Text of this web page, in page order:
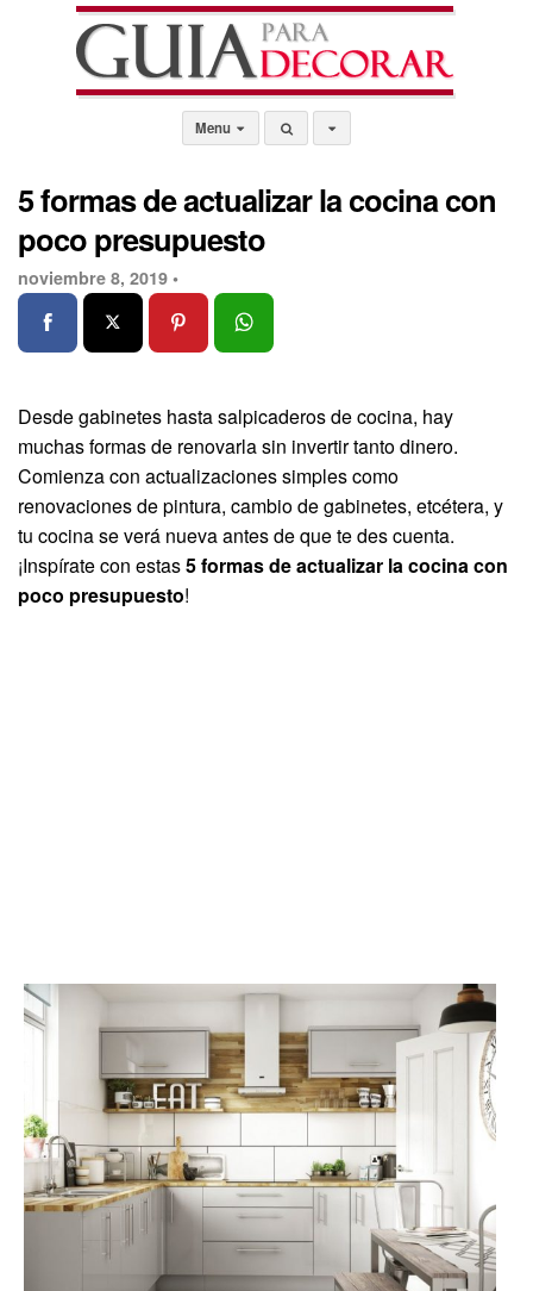
Menu
5 formas de actualizar la cocina con
poco presupuesto
noviembre 8, 2019 •
Desde gabinetes hasta salpicaderos de cocina, hay
muchas formas de renovarla sin invertir tanto dinero.
Comienza con actualizaciones simples como
renovaciones de pintura, cambio de gabinetes, etcétera, y
tu cocina se verá nueva antes de que te des cuenta.
¡Inspírate con estas5 formas de actualizar la cocina con
poco presupuesto!